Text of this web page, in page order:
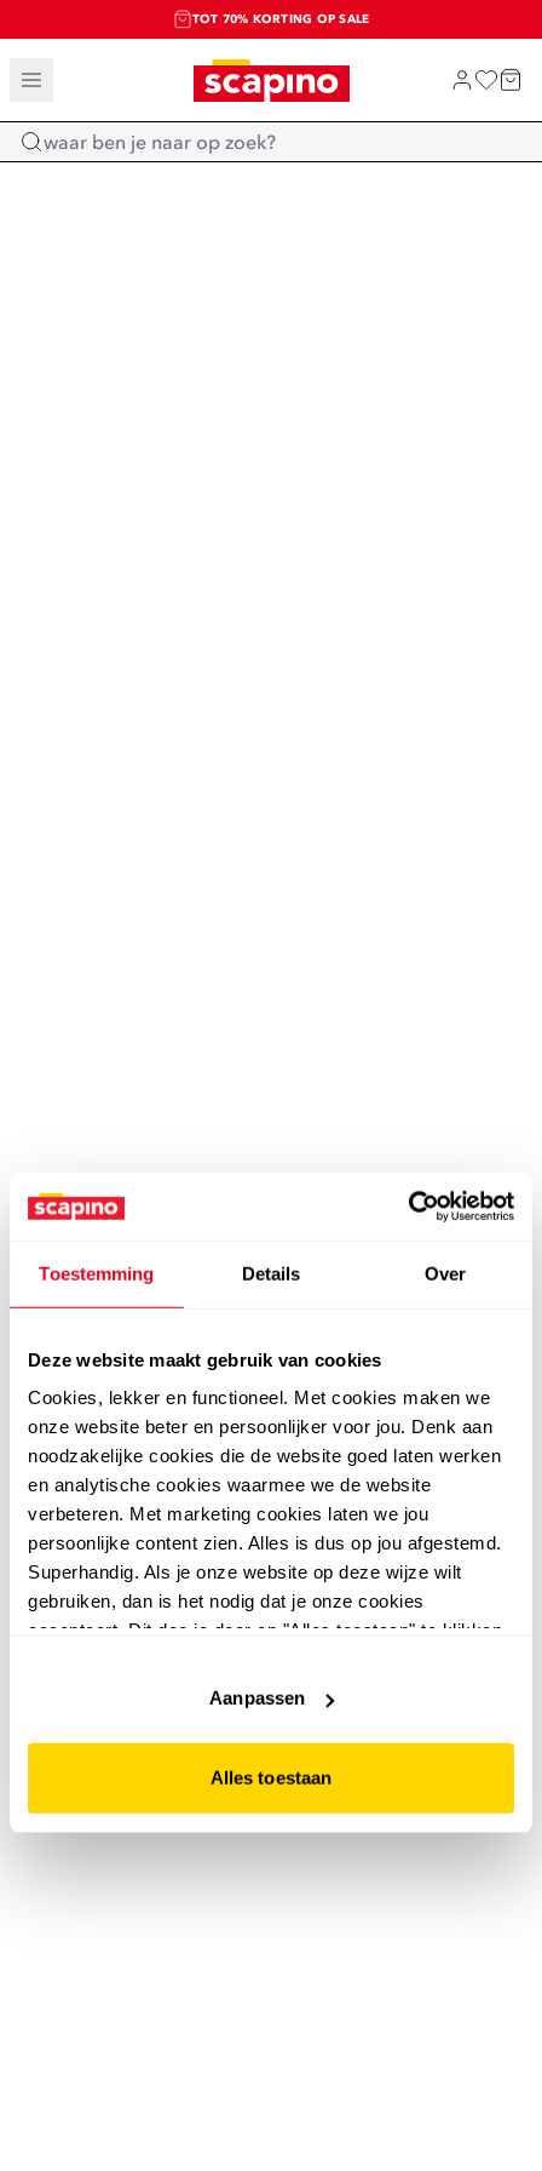
Toestemming Details Over
Deze website maakt gebruik van cookies
Cookies, lekker en functioneel. Met cookies maken we
onze website beter en persoonlijker voor jou. Denk aan
noodzakelijke cookies die de website goed laten werken
en analytische cookies waarmee we de website
verbeteren. Met marketing cookies laten we jou
persoonlijke content zien. Alles is dus op jou afgestemd.
Superhandig. Als je onze website op deze wijze wilt
gebruiken, dan is het nodig dat je onze cookies
accepteert. Dit doe je door op "Alles toestaan" te klikken.
website niet optimaal functioneert.
Aanpassen
Alles toestaan
TOT 70% KORTING OP SALE
SALE: LAATSTE KANS!
SHOP NIEUW
Home